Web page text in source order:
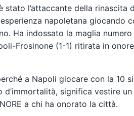
stato l’attaccante della rinascita
napoletana giocando
Ha indossato la maglia
Frosinone (1-1) ritirata in
a Napoli giocare con la 10
d’immortalità, significa vestire
a chi ha onorato la città.